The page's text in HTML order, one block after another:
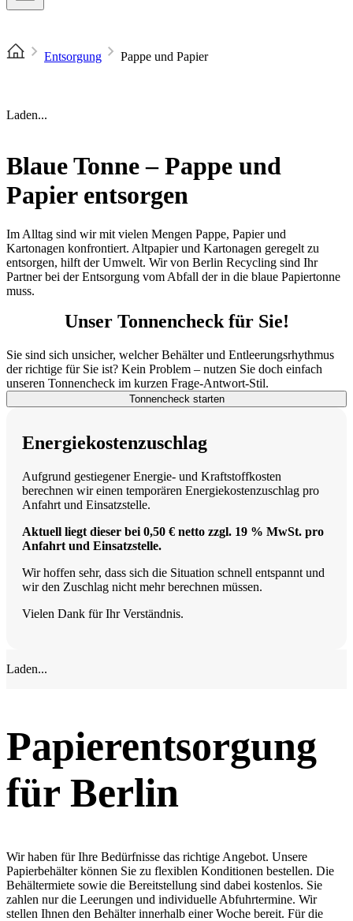
Entsorgung Pappe und Papier
Laden...
Blaue Tonne – Pappe und
Papier entsorgen
Im Alltag sind wir mit vielen Mengen Pappe, Papier und
Kartonagen konfrontiert. Altpapier und Kartonagen geregelt zu
entsorgen, hilft der Umwelt. Wir von Berlin Recycling sind Ihr
Partner bei der Entsorgung vom Abfall der in die blaue Papiertonne
muss.
Unser Tonnencheck für Sie!
Sie sind sich unsicher, welcher Behälter und Entleerungsrhythmus
der richtige für Sie ist? Kein Problem – nutzen Sie doch einfach
unseren Tonnencheck im kurzen Frage-Antwort-Stil.
Tonnencheck starten
Energiekostenzuschlag
Aufgrund gestiegener Energie- und Kraftstoffkosten
berechnen wir einen temporären Energiekostenzuschlag pro
Anfahrt und Einsatzstelle.
Aktuell liegt dieser bei 0,50 € netto zzgl. 19 % MwSt. pro
Anfahrt und Einsatzstelle.
Wir hoffen sehr, dass sich die Situation schnell entspannt und
wir den Zuschlag nicht mehr berechnen müssen.
Vielen Dank für Ihr Verständnis.
Laden...
Papierentsorgung
für Berlin
Wir haben für Ihre Bedürfnisse das richtige Angebot. Unsere
Papierbehälter können Sie zu flexiblen Konditionen bestellen. Die
Behältermiete sowie die Bereitstellung sind dabei kostenlos. Sie
zahlen nur die Leerungen und individuelle Abfuhrtermine. Wir
stellen Ihnen den Behälter innerhalb einer Woche bereit. Für die